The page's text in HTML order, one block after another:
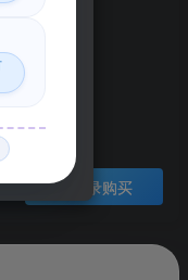
登录购买